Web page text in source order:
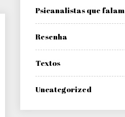
Psicanalistas que falam
Resenha
Textos
Uncategorized